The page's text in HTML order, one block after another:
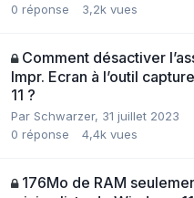
0 réponse 3,2k vues
Comment désactiver
Impr. Ecran à l’outil
11 ?
Par Schwarzer, 31 juillet 2023
0 réponse 4,4k vues
176Mo de RAM